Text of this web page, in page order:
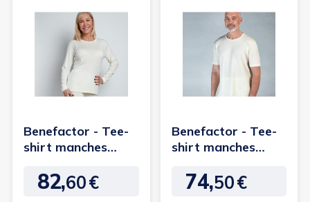
Benefactor - Tee-
shirt manches
Mérinos
Prix
82,60€
Benefactor - Tee-
shirt manches
Mérinos
Prix
74,50€